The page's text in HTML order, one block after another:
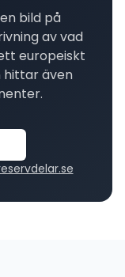
bild på
av vad
europeiskt
även